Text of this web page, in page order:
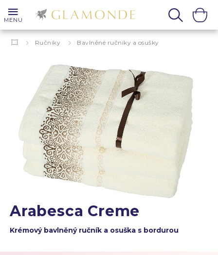
MENU
Ručníky Bavlněné ručníky a osušky
Arabesca Creme
Krémový bavlněný ručník a osuška s bordurou